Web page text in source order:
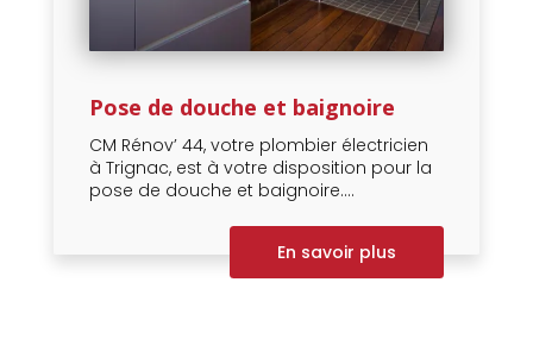
Pose de douche et baignoire
CM Rénov’ 44, votre plombier électricien
à Trignac, est à votre disposition pour la
pose de douche et baignoire....
En savoir plus